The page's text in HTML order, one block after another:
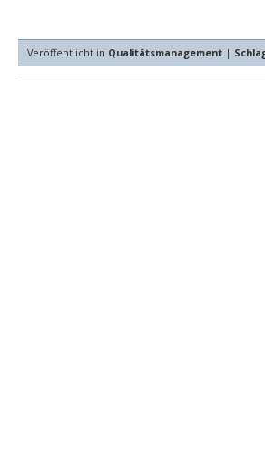
Veröffentlicht in Qualitätsmanagement |